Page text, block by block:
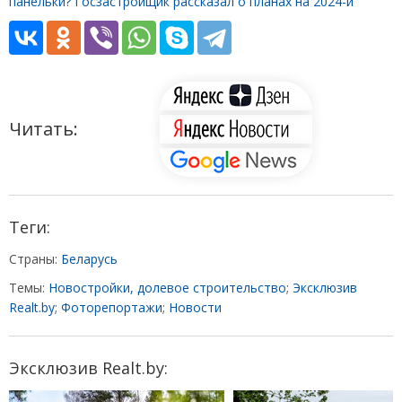
Читать:
Теги:
Страны: Беларусь
Темы: Новостройки, долевое строительство; Эксклюзив
Realt.by; Фоторепортажи; Новости
Эксклюзив Realt.by: